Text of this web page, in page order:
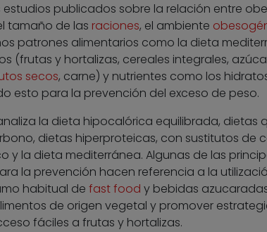
estudios publicados sobre la relación entre
tamaño de las raciones, el ambiente
patrones alimentarios como la dieta
(frutas y hortalizas, cereales integrales,
secos, carne) y nutrientes como los
esto para la prevención del exceso de peso.
la dieta hipocalórica equilibrada, dietas
dietas hiperproteicas, con sustitutos de
y la dieta mediterránea. Algunas de las
la prevención hacen referencia a la
habitual de fast food y bebidas
de origen vegetal y promover
fáciles a frutas y hortalizas.